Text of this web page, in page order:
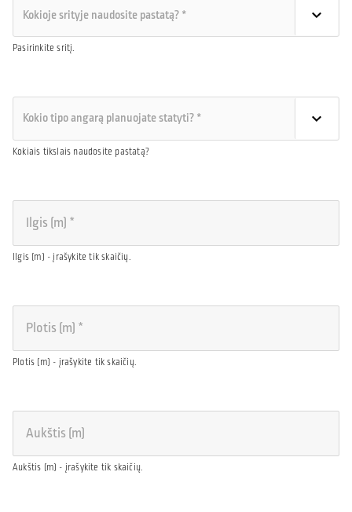
Pasirinkite sritį.
Kokiais tikslais naudosite pastatą?
Ilgis (m) - įrašykite tik skaičių.
Plotis (m) - įrašykite tik skaičių.
Aukštis (m) - įrašykite tik skaičių.